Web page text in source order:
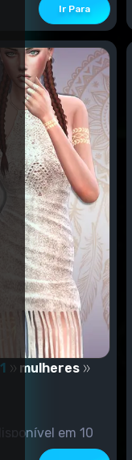
Ir Para
1
mulheres
em 10